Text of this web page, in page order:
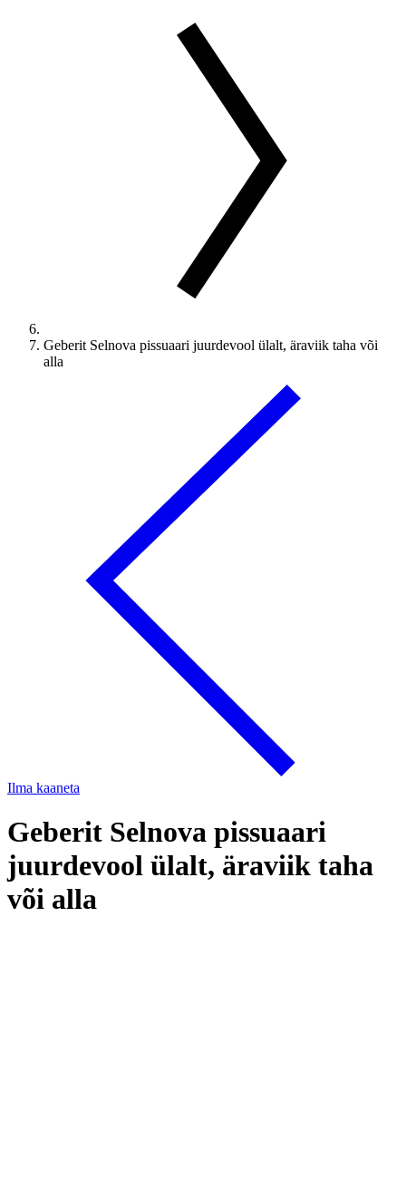
Geberit Selnova pissuaari juurdevool ülalt, äraviik taha või
alla
Ilma kaaneta
Geberit Selnova pissuaari
juurdevool ülalt, äraviik taha
või alla